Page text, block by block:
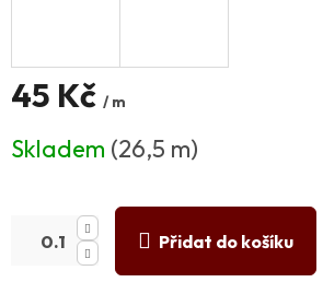
45 Kč / m
cena:
Skladem (26,5 m)
Přidat do košíku